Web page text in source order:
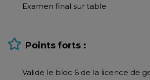
Examen final sur table
Points forts :
Valide le bloc 6 de la licence de